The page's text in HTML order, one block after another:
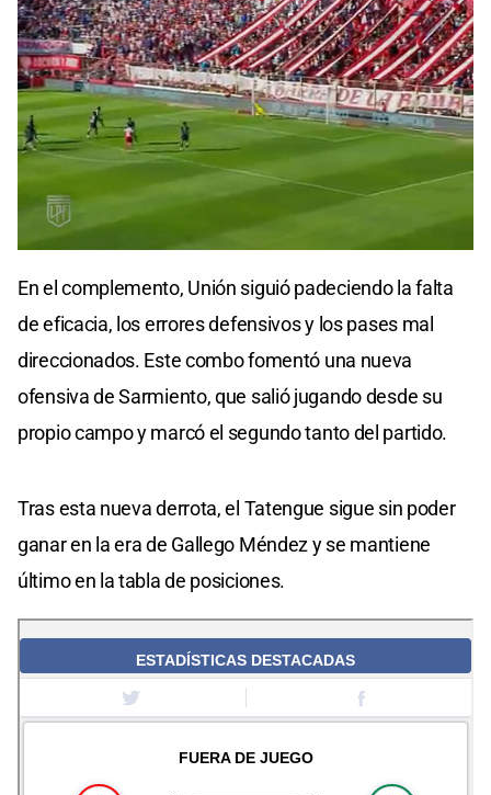
En el complemento, Unión siguió padeciendo la falta
de eficacia, los errores defensivos y los pases mal
direccionados. Este combo fomentó una nueva
ofensiva de Sarmiento, que salió jugando desde su
propio campo y marcó el segundo tanto del partido.
Tras esta nueva derrota, el Tatengue sigue sin poder
ganar en la era de Gallego Méndez y se mantiene
último en la tabla de posiciones.